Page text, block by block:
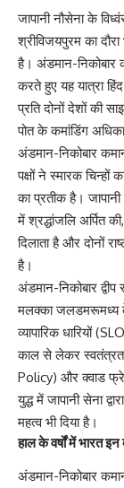
जापानी नौसेना के
श्रीविजयपुरम का
है। अंडमान-निकोबार
करते हुए यह यात्रा
प्रति दोनों देशों की
पोत के कमांडिंग
अंडमान-निकोबार
पक्षों ने स्मारक चिन्हों
का प्रतीक है। जापानी
में श्रद्धांजलि अर्पित
दिलाता है और दोनों
है।
अंडमान-निकोबार
मलक्का जलडमरूमध्य के
व्यापारिक धारियों
काल से लेकर स्वतंत्रता
Policy) और क्वाड
युद्ध में जापानी सेना
महत्व भी दिया है।
हाल के वर्षों में भारत इन
अंडमान-निकोबार